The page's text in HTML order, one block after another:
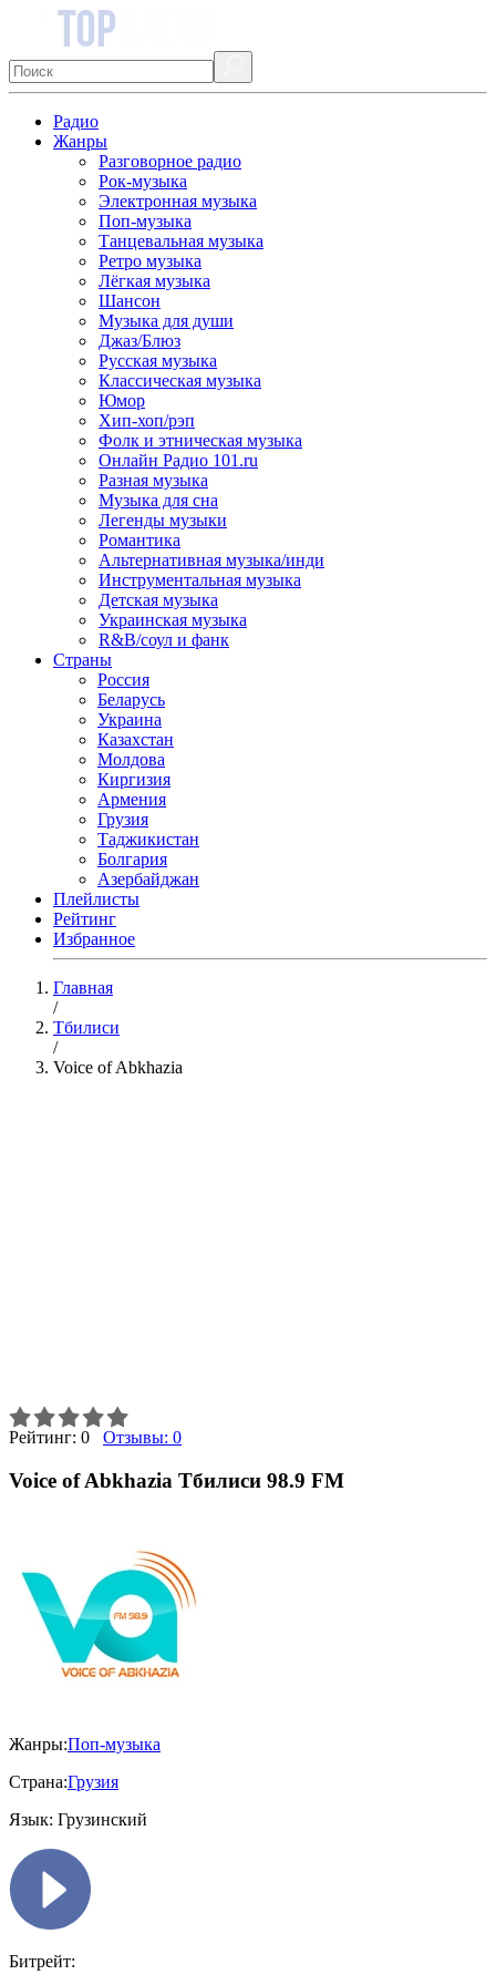
Радио
Жанры
Разговорное радио
Рок-музыка
Электронная музыка
Поп-музыка
Танцевальная музыка
Ретро музыка
Лёгкая музыка
Шансон
Музыка для души
Джаз/Блюз
Русская музыка
Классическая музыка
Юмор
Хип-хоп/рэп
Фолк и этническая музыка
Онлайн Радио 101.ru
Разная музыка
Музыка для сна
Легенды музыки
Романтика
Альтернативная музыка/инди
Инструментальная музыка
Детская музыка
Украинская музыка
R&B/cоул и фанк
Страны
Россия
Беларусь
Украина
Казахстан
Молдова
Киргизия
Армения
Грузия
Таджикистан
Болгария
Азербайджан
Плейлисты
Рейтинг
Избранное
Главная
/
Тбилиси
/
Voice of Abkhazia
Рейтинг: 0 Отзывы: 0
Voice of Abkhazia Тбилиси 98.9 FM
Жанры:Поп-музыка
Страна:Грузия
Язык: Грузинский
Битрейт: